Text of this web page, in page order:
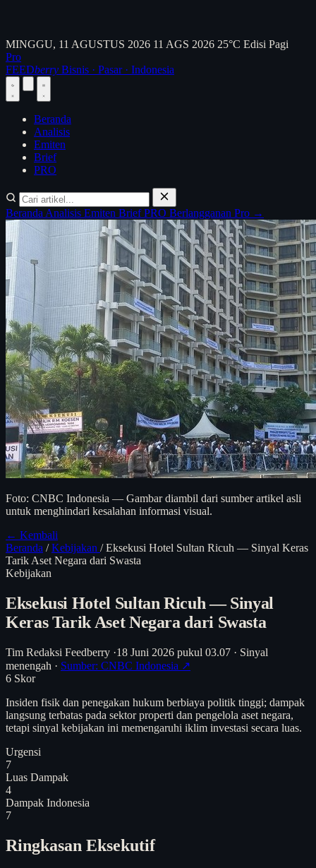
MINGGU, 11 AGUSTUS 2026 11 AGS 2026 25°C Edisi Pagi
Pro
FEEDberry Bisnis · Pasar · Indonesia
Beranda
Analisis
Emiten
Brief
PRO
Beranda Analisis Emiten BriefPRO Berlangganan Pro →
Foto: CNBC Indonesia — Gambar diambil dari sumber artikel asli
untuk menghindari kesalahan informasi visual.
← Kembali
Beranda / Kebijakan / Eksekusi Hotel Sultan Ricuh — Sinyal Keras
Tarik Aset Negara dari Swasta
Kebijakan
Eksekusi Hotel Sultan Ricuh — Sinyal
Keras Tarik Aset Negara dari Swasta
Tim Redaksi Feedberry ·18 Juni 2026 pukul 03.07 · Sinyal
menengah · Sumber: CNBC Indonesia ↗
6 Skor
Insiden fisik dan penegakan hukum berbiaya politik tinggi; dampak
langsung terbatas pada sektor properti dan pengelola aset negara,
tetapi sinyal kebijakan ini memengaruhi iklim investasi secara luas.
Urgensi
7
Luas Dampak
4
Dampak Indonesia
7
Ringkasan Eksekutif